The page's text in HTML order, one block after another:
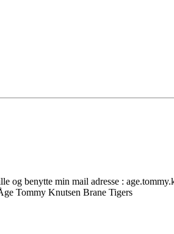
og benytte min mail adresse :
Tommy Knutsen Brane Tigers